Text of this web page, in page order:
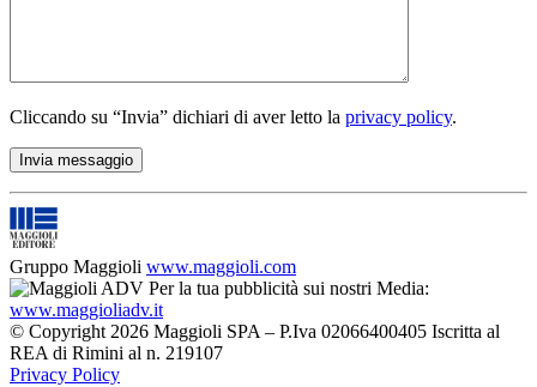
Cliccando su “Invia” dichiari di aver letto la privacy policy.
Gruppo Maggioli www.maggioli.com
Per la tua pubblicità sui nostri Media:
www.maggioliadv.it
© Copyright 2026 Maggioli SPA – P.Iva 02066400405 Iscritta al
REA di Rimini al n. 219107
Privacy Policy